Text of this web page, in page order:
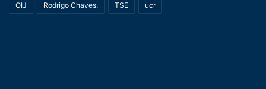
OIJ Rodrigo Chaves. TSE ucr